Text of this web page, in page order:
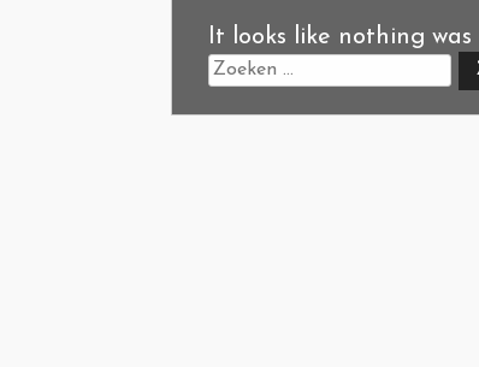
It looks like nothing